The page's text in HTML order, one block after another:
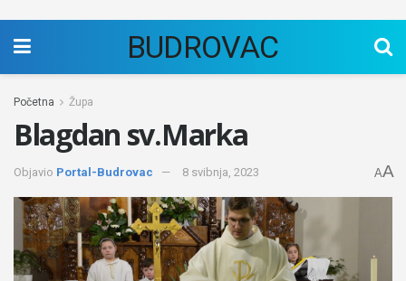
BUDROVAC
Početna Župa
Blagdan sv.Marka
Objavio Portal-Budrovac 8 svibnja, 2023 AA